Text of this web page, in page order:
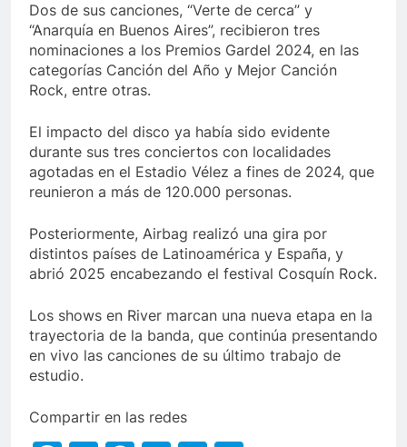
Dos de sus canciones, “Verte de cerca” y
“Anarquía en Buenos Aires”, recibieron tres
nominaciones a los Premios Gardel 2024, en las
categorías Canción del Año y Mejor Canción
Rock, entre otras.
El impacto del disco ya había sido evidente
durante sus tres conciertos con localidades
agotadas en el Estadio Vélez a fines de 2024, que
reunieron a más de 120.000 personas.
Posteriormente, Airbag realizó una gira por
distintos países de Latinoamérica y España, y
abrió 2025 encabezando el festival Cosquín Rock.
Los shows en River marcan una nueva etapa en la
trayectoria de la banda, que continúa presentando
en vivo las canciones de su último trabajo de
estudio.
Compartir en las redes